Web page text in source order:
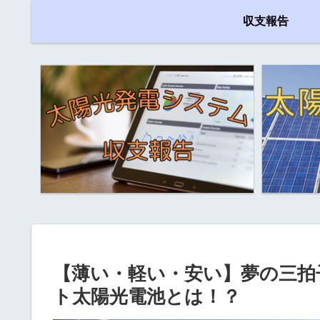
収支報告
【薄い・軽い・安い】夢の
ト太陽光電池とは！？